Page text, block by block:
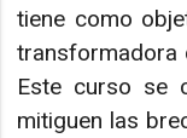
tiene como
transformadora
Este curso se
mitiguen las